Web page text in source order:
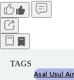
TAGS
Asal Usul